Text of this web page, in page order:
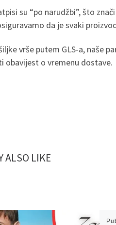
su “po narudžbi”, što
da je svaki
vrše putem GLS-a, naše
obavijest o vremenu dostave.
ALSO LIKE